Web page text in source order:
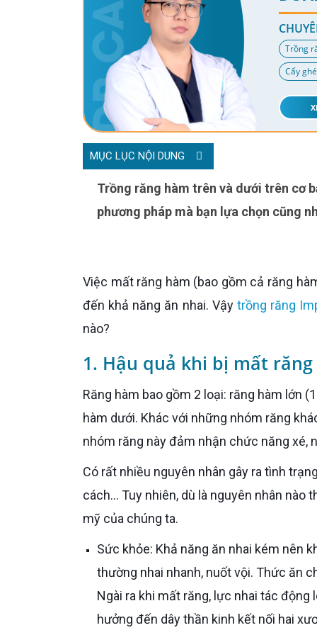
Trồng
Cấy
MỤC LỤC NỘI DUNG
Trồng răng hàm trên và dưới trên cơ bản đều như nhau. Tuy nhiên, chi phí sẽ phụ thuộc vào
phương pháp mà bạn lựa chọn cũng
Việc mất răng hàm (bao gồm cả răng hàm trên và răng hàm dưới) đều gây rất nhiều ảnh hưởng tiêu cực
đến khả năng ăn nhai. Vậy trồng răng
nào?
1. Hậu quả khi bị mất
Răng hàm bao gồm 2 loại: răng hàm lớn (12 chiếc) và răng hàm nhỏ (8 chiếc), xuất hiện ở cả hàm trên và
hàm dưới. Khác với những nhóm răng
nhóm răng này đảm nhận chức năng xé,
Có rất nhiều nguyên nhân gây ra tình trạng mất răng hàm như tuổi tác, tai nạn, chăm sóc răng chưa đúng
cách... Tuy nhiên, dù là nguyên nhân
mỹ của chúng ta.
Sức khỏe: Khả năng ăn nhai kém nên khi thưởng thức những món ăn dai hoặc cứng, người mất răng
thường nhai nhanh, nuốt vội. Thức ăn
Ngài ra khi mất răng, lực nhai tác
hưởng đến dây thần kinh kết nối hai